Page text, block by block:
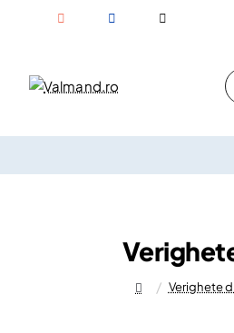
Verighete